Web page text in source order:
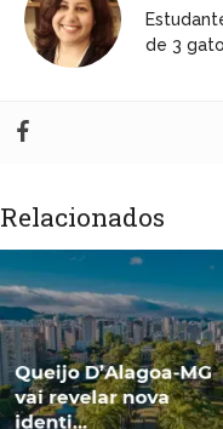
de 3
Relacionados